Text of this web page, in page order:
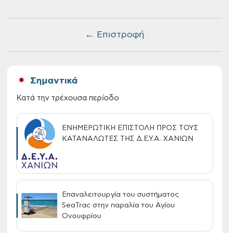
← Επιστροφή
Σημαντικά
Κατά την τρέχουσα περίοδο
ΕΝΗΜΕΡΩΤΙΚΗ ΕΠΙΣΤΟΛΗ ΠΡΟΣ ΤΟΥΣ
ΚΑΤΑΝΑΛΩΤΕΣ ΤΗΣ Δ.Ε.Υ.Α. ΧΑΝΙΩΝ
Επαναλειτουργία του συστήματος
SeaTrac στην παραλία του Αγίου
Ονουφρίου